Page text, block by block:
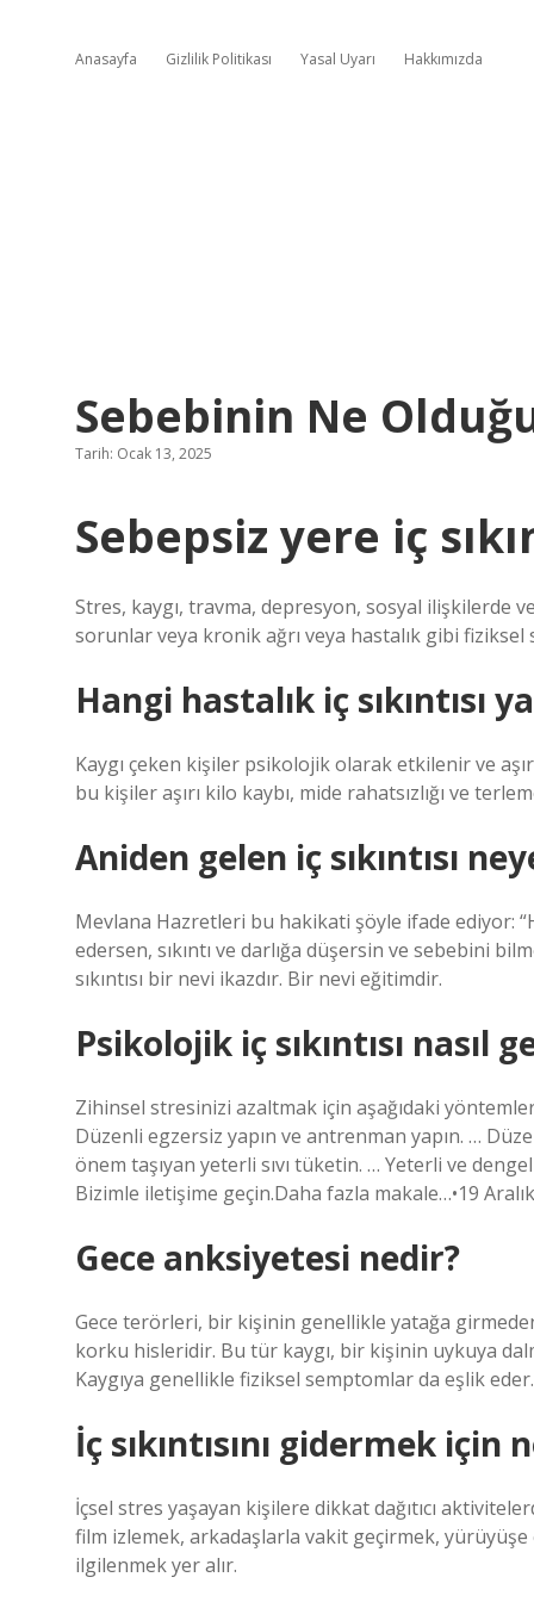
Anasayfa Gizlilik Politikası Yasal Uyarı Hakkımızda
Sebebinin Ne
Tarih: Ocak 13, 2025
Sebepsiz yere iç
Stres, kaygı, travma, depresyon, sosyal
sorunlar veya kronik ağrı veya hastalık gibi fiziksel
Hangi hastalık iç sıkıntısı
Kaygı çeken kişiler psikolojik olarak etkilenir ve
bu kişiler aşırı kilo kaybı, mide rahatsızlığı ve
Aniden gelen iç sıkıntısı
Mevlana Hazretleri bu hakikati şöyle ifade ediyor:
edersen, sıkıntı ve darlığa düşersin ve sebebini
sıkıntısı bir nevi ikazdır. Bir nevi eğitimdir.
Psikolojik iç sıkıntısı nasıl
Zihinsel stresinizi azaltmak için aşağıdaki
Düzenli egzersiz yapın ve antrenman yapın. …
önem taşıyan yeterli sıvı tüketin. … Yeterli ve
Bizimle iletişime geçin.Daha fazla makale…•19
Gece anksiyetesi nedir?
Gece terörleri, bir kişinin genellikle yatağa
korku hisleridir. Bu tür kaygı, bir kişinin uykuya
Kaygıya genellikle fiziksel semptomlar da eşlik eder.
İç sıkıntısını gidermek için
İçsel stres yaşayan kişilere dikkat dağıtıcı
film izlemek, arkadaşlarla vakit geçirmek,
ilgilenmek yer alır.